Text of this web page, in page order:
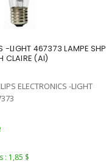
-LIGHT 467373 LAMPE SHP
CLAIRE (AI)
ELECTRONICS -LIGHT
: 1,85 $